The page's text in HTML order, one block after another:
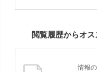
閲覧履歴からオ
情報